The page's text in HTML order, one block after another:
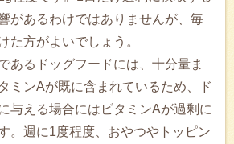
があるわけではありませんが、毎
た方がよいでしょう。
あるドッグフードには、十分量ま
ミンAが既に含まれているため、ド
与える場合にはビタミンAが過剰に
。週に1度程度、おやつやトッピン